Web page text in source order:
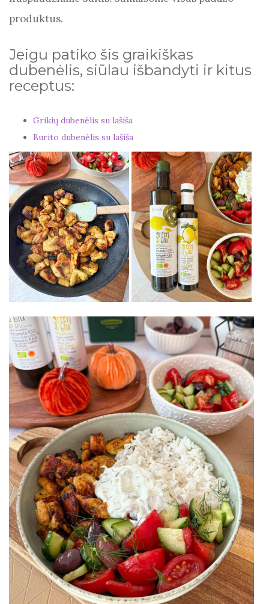
produktus.
Jeigu patiko šis graikiškas
dubenėlis, siūlau išbandyti ir kitus
receptus:
Grikių dubenėlis su lašiša
Burito dubenėlis su lašiša